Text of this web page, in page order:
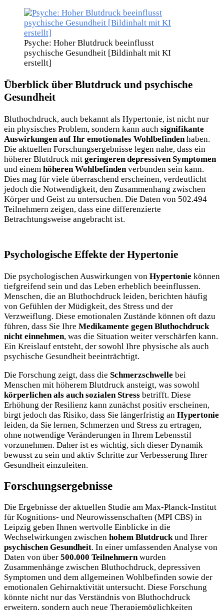
Psyche: Hoher Blutdruck beeinflusst
psychische Gesundheit [Bildinhalt mit KI
erstellt]
Überblick über Blutdruck und psychische
Gesundheit
Bluthochdruck, auch bekannt als Hypertonie, ist nicht nur
ein physisches Problem, sondern kann auch signifikante
Auswirkungen auf Ihr emotionales Wohlbefindenhaben.
Die aktuellen Forschungsergebnisse legen nahe, dass ein
höherer Blutdruck mit geringeren depressiven Symptomen
und einem höheren Wohlbefindenverbunden sein kann.
Dies mag für viele überraschend erscheinen, verdeutlicht
jedoch die Notwendigkeit, den Zusammenhang zwischen
Körper und Geist zu untersuchen. Die Daten von 502.494
Teilnehmern zeigen, dass eine differenzierte
Betrachtungsweise angebracht ist.
Psychologische Effekte der Hypertonie
Die psychologischen Auswirkungen von Hypertonie können
tiefgreifend sein und das Leben erheblich beeinflussen.
Menschen, die an Bluthochdruck leiden, berichten häufig
von Gefühlen der Müdigkeit, des Stress und der
Verzweiflung. Diese emotionalen Zustände können oft dazu
führen, dass Sie Ihre Medikamente gegen Bluthochdruck
nicht einnehmen, was die Situation weiter verschärfen kann.
Ein Kreislauf entsteht, der sowohl Ihre physische als auch
psychische Gesundheit beeinträchtigt.
Die Forschung zeigt, dass die Schmerzschwelle bei
Menschen mit höherem Blutdruck ansteigt, was sowohl
körperlichen als auch sozialen Stress betrifft. Diese
Erhöhung der Resilienz kann zunächst positiv erscheinen,
birgt jedoch das Risiko, dass Sie längerfristig an Hypertonie
leiden, da Sie lernen, Schmerzen und Stress zu ertragen,
ohne notwendige Veränderungen in Ihrem Lebensstil
vorzunehmen. Daher ist es wichtig, sich dieser Dynamik
bewusst zu sein und aktiv Schritte zur Verbesserung Ihrer
Gesundheit einzuleiten.
Forschungsergebnisse
Die Ergebnisse der aktuellen Studie am Max-Planck-Institut
für Kognitions- und Neurowissenschaften (MPI CBS) in
Leipzig geben Ihnen wertvolle Einblicke in die
Wechselwirkungen zwischen hohem Blutdruckund Ihrer
psychischen Gesundheit. In einer umfassenden Analyse von
Daten von über 500.000 Teilnehmernwurden
Zusammenhänge zwischen Bluthochdruck, depressiven
Symptomen und dem allgemeinen Wohlbefinden sowie der
emotionalen Gehirnaktivität untersucht. Diese Forschung
könnte nicht nur das Verständnis von Bluthochdruck
erweitern, sondern auch neue Therapiemöglichkeiten